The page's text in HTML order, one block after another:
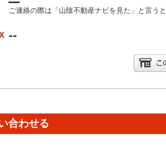
ご連絡の際は「山陰不動産ナビを見た」と言う
--